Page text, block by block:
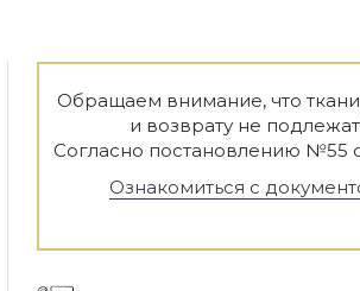
Обращаем внимание, что
и возврату не
Согласно постановлению №55
Ознакомиться с